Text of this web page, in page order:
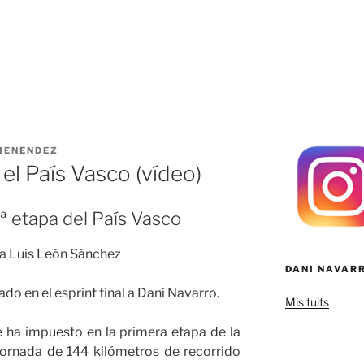
País Vasco (vídeo)
etapa del País Vasco
Luis León Sánchez
en el esprint final a Dani Navarro.
ha impuesto en la primera etapa de la
de 144 kilómetros de recorrido
DANI
Mis tuits